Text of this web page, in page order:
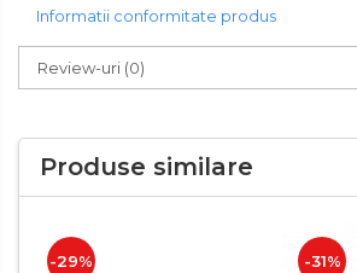
Depozitare
Carlige si agatatoare
Organizatoare mici
Organizatoare pentru haine
Menaj
Informatii conformitate produs
Review-uri (0)
Produse similare
-29% -31%